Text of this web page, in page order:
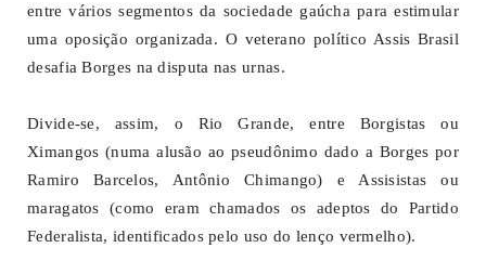
entre vários segmentos da sociedade gaúcha para estimular
uma oposição organizada. O veterano político Assis Brasil
desafia Borges na disputa nas urnas.
Divide-se, assim, o Rio Grande, entre Borgistas ou
Ximangos (numa alusão ao pseudônimo dado a Borges por
Ramiro Barcelos, Antônio Chimango) e Assisistas ou
maragatos (como eram chamados os adeptos do Partido
Federalista, identificados pelo uso do lenço vermelho).